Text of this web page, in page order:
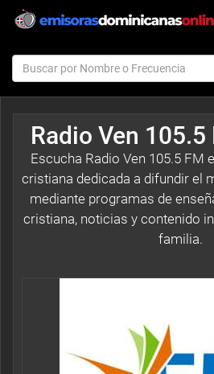
Radio Ven 105.5
Escucha Radio Ven 105.5 FM
cristiana dedicada a difundir el
mediante programas de
cristiana, noticias y contenido
familia.